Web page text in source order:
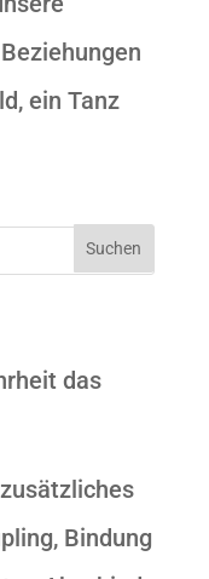
ein Tanz
das
Bindung